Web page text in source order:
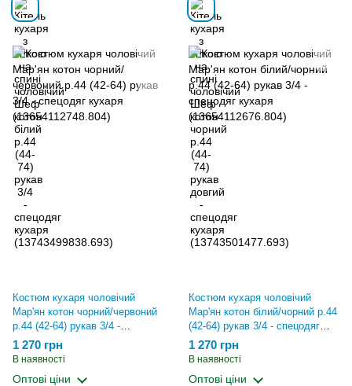
Костюм кухаря чоловічий
Мар'ян котон чорний/червоний
р.44 (42-64) рукав 3/4 -
спецодяг кухаря
(13654112748.804)
1 270 грн
В наявності
Оптові ціни
Костюм кухаря чоловічий
Мар'ян котон білий/чорний р.44
(42-64) рукав 3/4 - спецодяг
кухаря (13654112676.804)
1 270 грн
В наявності
Оптові ціни